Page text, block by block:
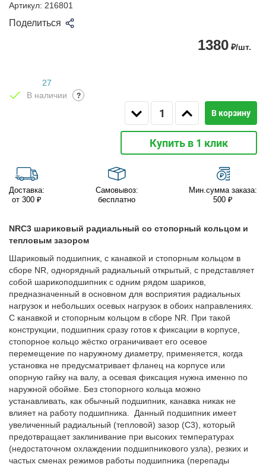
Артикул: 216801
Поделиться
1380 ₽/шт.
27
В наличии
?
В корзину
Купить в 1 клик
Доставка:
от 300 ₽
Самовывоз:
бесплатно
Мин.сумма заказа:
500 ₽
NRC3 шариковый радиальный со стопорный кольцом и
тепловым зазором
Шариковый подшипник, с канавкой и стопорным кольцом в
сборе NR, однорядный радиальный открытый, c представляет
собой шарикоподшипник с одним рядом шариков,
предназначенный в основном для восприятия радиальных
нагрузок и небольших осевых нагрузок в обоих направлениях.
С канавкой и стопорным кольцом в сборе NR. При такой
конструкции, подшипник сразу готов к фиксации в корпусе,
стопорное кольцо жёстко ограничивает его осевое
перемещение по наружному диаметру, применяется, когда
установка не предусматривает фланец на корпусе или
опорную гайку на валу, а осевая фиксация нужна именно по
наружной обойме. Без стопорного кольца можно
устанавливать, как обычный подшипник, канавка никак не
влияет на работу подшипника. Данный подшипник имеет
увеличенный радиальный (тепловой) зазор (C3), который
предотвращает заклинивание при высоких температурах
(недостаточном охлаждении подшипникового узла), резких и
частых сменах режимов работы подшипника (перепады